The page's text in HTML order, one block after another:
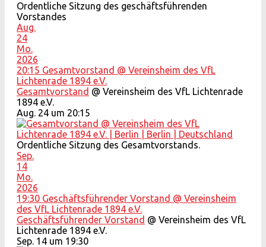
Ordentliche Sitzung des geschäftsführenden
Vorstandes
Aug.
24
Mo.
2026
20:15 Gesamtvorstand @ Vereinsheim des VfL
Lichtenrade 1894 e.V.
Gesamtvorstand @ Vereinsheim des VfL Lichtenrade
1894 e.V.
Aug. 24 um 20:15
Ordentliche Sitzung des Gesamtvorstands.
Sep.
14
Mo.
2026
19:30 Geschäftsführender Vorstand @ Vereinsheim
des VfL Lichtenrade 1894 e.V.
Geschäftsführender Vorstand @ Vereinsheim des VfL
Lichtenrade 1894 e.V.
Sep. 14 um 19:30